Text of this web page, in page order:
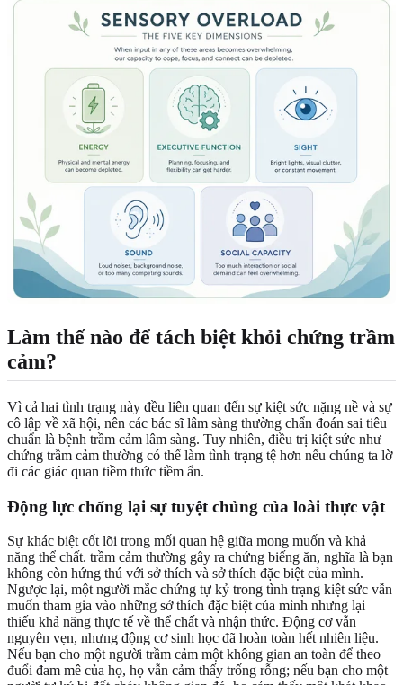
Làm thế nào để tách biệt khỏi chứng trầm
cảm?
Vì cả hai tình trạng này đều liên quan đến sự kiệt sức nặng nề và sự
cô lập về xã hội, nên các bác sĩ lâm sàng thường chẩn đoán sai tiêu
chuẩn là bệnh trầm cảm lâm sàng. Tuy nhiên, điều trị kiệt sức như
chứng trầm cảm thường có thể làm tình trạng tệ hơn nếu chúng ta lờ
đi các giác quan tiềm thức tiềm ẩn.
Động lực chống lại sự tuyệt chủng của loài thực vật
Sự khác biệt cốt lõi trong mối quan hệ giữa mong muốn và khả
năng thể chất. trầm cảm thường gây ra chứng biếng ăn, nghĩa là bạn
không còn hứng thú với sở thích và sở thích đặc biệt của mình.
Ngược lại, một người mắc chứng tự kỷ trong tình trạng kiệt sức vẫn
muốn tham gia vào những sở thích đặc biệt của mình nhưng lại
thiếu khả năng thực tế về thể chất và nhận thức. Động cơ vẫn
nguyên vẹn, nhưng động cơ sinh học đã hoàn toàn hết nhiên liệu.
Nếu bạn cho một người trầm cảm một không gian an toàn để theo
đuổi đam mê của họ, họ vẫn cảm thấy trống rỗng; nếu bạn cho một